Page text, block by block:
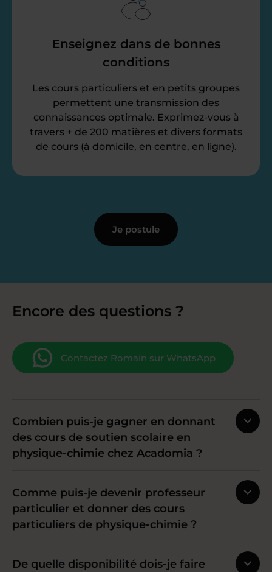
Enseignez dans de bonnes
conditions
Les cours particuliers et en petits groupes
permettent une transmission des
connaissances optimale. Exprimez-vous à
travers + de 200 matières et divers formats
de cours (à domicile, en centre, en ligne).
Je postule
Encore des questions ?
Contactez Romain sur WhatsApp
Combien puis-je gagner en donnant
des cours de soutien scolaire en
physique-chimie chez Acadomia ?
Comme puis-je devenir professeur
particulier et donner des cours
particuliers de physique-chimie ?
De quelle disponibilité dois-je faire